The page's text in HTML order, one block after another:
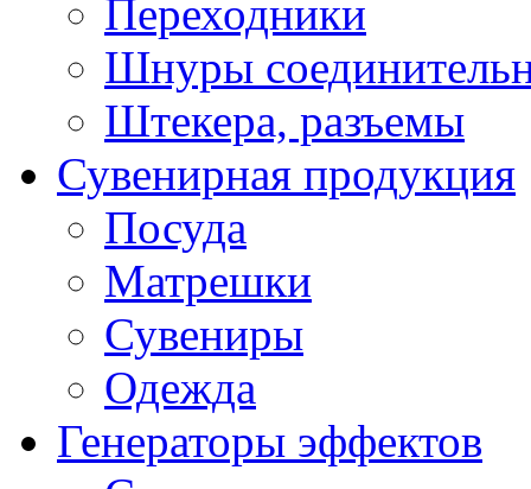
Переходники
Шнуры
Штекера, разъемы
Сувенирная продукция
Посуда
Матрешки
Сувениры
Одежда
Генераторы эффектов